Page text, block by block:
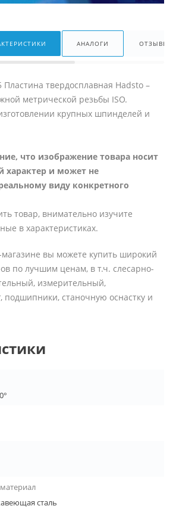
АНАЛОГИ ОТЗЫВЫ
Пластина твердосплавная Hadsto –
метрической резьбы ISO.
крупных шпинделей и
что изображение товара носит
характер и может не
виду конкретного
товар, внимательно изучите
в характеристиках.
вы можете купить широкий
по лучшим ценам, в т.ч. слесарно-
измерительный,
подшипники, станочную оснастку и
сталь